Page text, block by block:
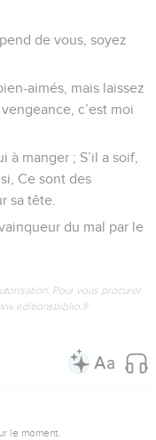
de vous, soyez
aimés, mais laissez
c’est moi
manger ; S’il a soif,
Ce sont des
sa tête.
du mal par le
Pour vous procurer
le moment.